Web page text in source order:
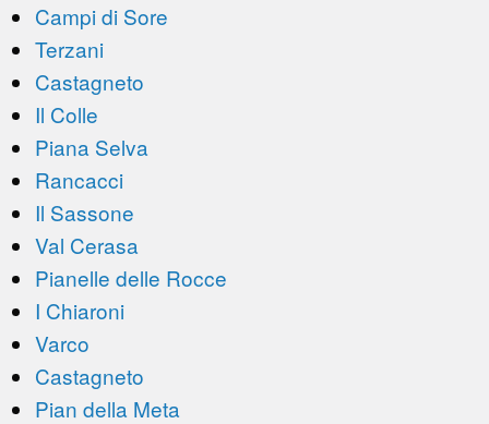
Campi di Sore
Terzani
Castagneto
Il Colle
Piana Selva
Rancacci
Il Sassone
Val Cerasa
Pianelle delle Rocce
I Chiaroni
Varco
Castagneto
Pian della Meta